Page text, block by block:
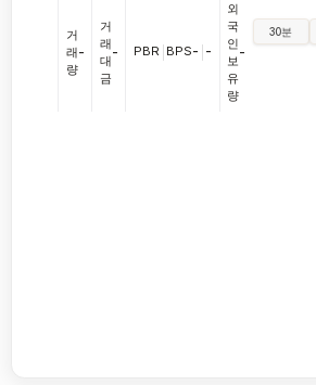
거
래
량
-
거
래
대
금
- PBR BPS- -
외
국
인
보
유
량
-
30분